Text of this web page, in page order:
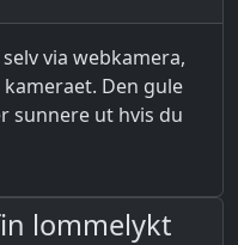
via webkamera,
Den gule
sunnere ut hvis du
lommelykt